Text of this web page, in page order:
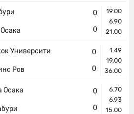
0
0
19.00
6.90
21.00
Университи
Ров
0
0
1.49
19.00
36.00
Осака
0
0
6.70
6.93
15.00